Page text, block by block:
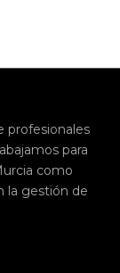
profesionales
para
como
la gestión de